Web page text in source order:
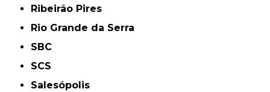
Ribeirão Pires
Rio Grande da Serra
SBC
SCS
Salesópolis